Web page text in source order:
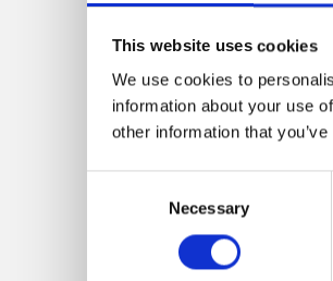
This website uses cookies
We use cookies to
information about your use
other information that
Necessary